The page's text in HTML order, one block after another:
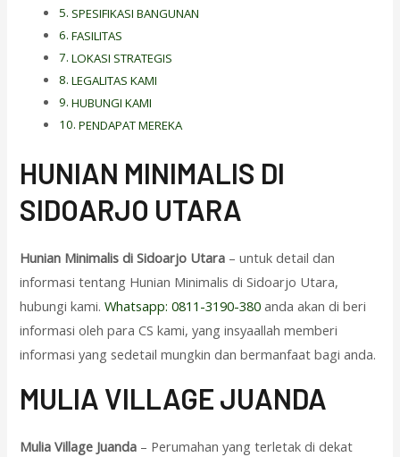
SPESIFIKASI BANGUNAN
FASILITAS
LOKASI STRATEGIS
LEGALITAS KAMI
HUBUNGI KAMI
PENDAPAT MEREKA
HUNIAN MINIMALIS DI
SIDOARJO UTARA
Hunian Minimalis di Sidoarjo Utara – untuk detail dan
informasi tentang Hunian Minimalis di Sidoarjo Utara,
hubungi kami.Whatsapp: 0811-3190-380 anda akan di beri
informasi oleh para CS kami, yang insyaallah memberi
informasi yang sedetail mungkin dan bermanfaat bagi anda.
MULIA VILLAGE JUANDA
Mulia Village Juanda – Perumahan yang terletak di dekat